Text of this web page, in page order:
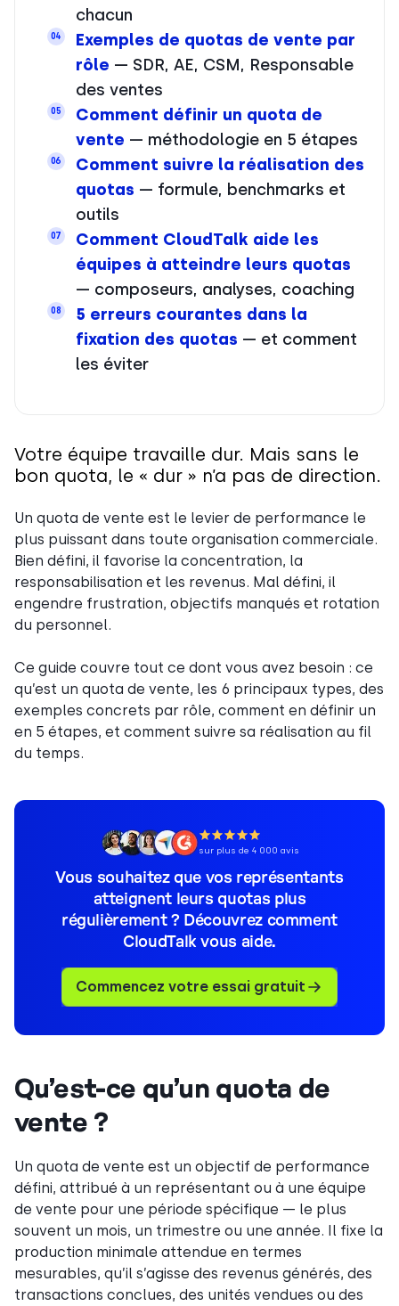
chacun
04
Exemples de quotas de vente par
rôle — SDR, AE, CSM, Responsable
des ventes
05
Comment définir un quota de
vente — méthodologie en 5 étapes
06
Comment suivre la réalisation des
quotas — formule, benchmarks et
outils
07
Comment CloudTalk aide les
équipes à atteindre leurs quotas
— composeurs, analyses, coaching
08
5 erreurs courantes dans la
fixation des quotas — et comment
les éviter
Votre équipe travaille dur. Mais sans le
bon quota, le « dur » n’a pas de direction.
Un quota de vente est le levier de performance le
plus puissant dans toute organisation commerciale.
Bien défini, il favorise la concentration, la
responsabilisation et les revenus. Mal défini, il
engendre frustration, objectifs manqués et rotation
du personnel.
Ce guide couvre tout ce dont vous avez besoin : ce
qu’est un quota de vente, les 6 principaux types, des
exemples concrets par rôle, comment en définir un
en 5 étapes, et comment suivre sa réalisation au fil
du temps.
sur plus de 4 000 avis
Vous souhaitez que vos représentants
atteignent leurs quotas plus
régulièrement ? Découvrez comment
CloudTalk vous aide.
Commencez votre essai gratuit
Qu’est-ce qu’un quota de
vente ?
Un quota de vente est un objectif de performance
défini, attribué à un représentant ou à une équipe
de vente pour une période spécifique — le plus
souvent un mois, un trimestre ou une année. Il fixe la
production minimale attendue en termes
mesurables, qu’il s’agisse des revenus générés, des
transactions conclues, des unités vendues ou des